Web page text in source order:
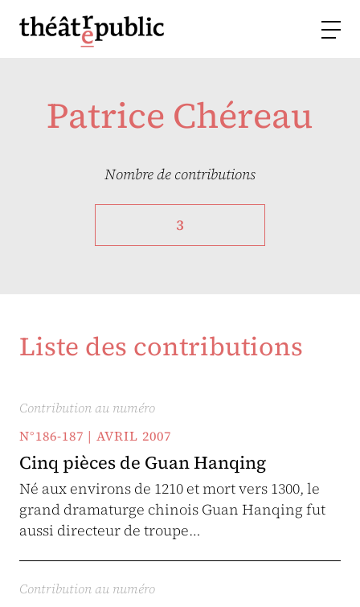
Patrice Chéreau
Nombre de contributions
3
Liste des contributions
Contribution au numéro
N°186-187 | AVRIL 2007
Cinq pièces de Guan Hanqing
Né aux environs de 1210 et mort vers 1300, le
grand dramaturge chinois Guan Hanqing fut
aussi directeur de troupe…
Contribution au numéro